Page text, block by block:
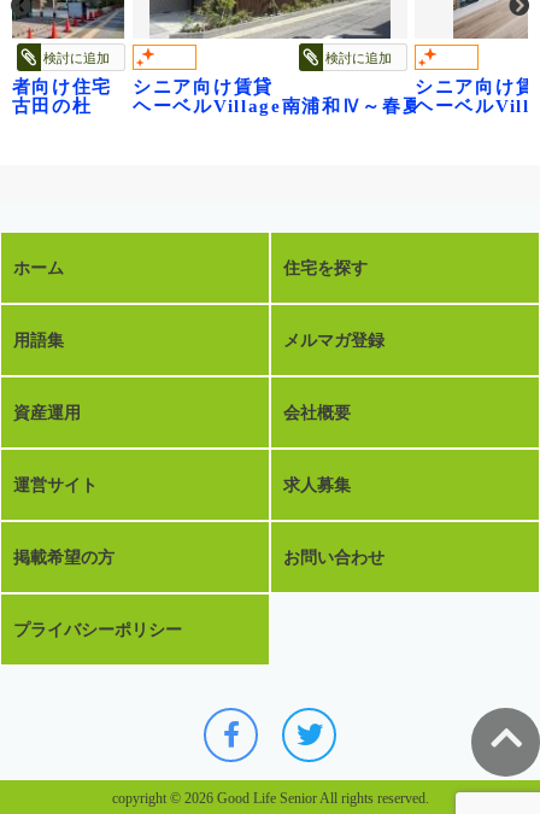
検討に追加
者向け住宅
古田の杜
検討に追加
シニア向け賃貸
ヘーベルVillage南浦和Ⅳ～春夏秋冬～
シニア向け賃
ヘーベル
ホーム 住宅を探す
用語集 メルマガ登録
資産運用 会社概要
運営サイト 求人募集
掲載希望の方 お問い合わせ
プライバシーポリシー
copyright © 2026 Good Life Senior All rights reserved.